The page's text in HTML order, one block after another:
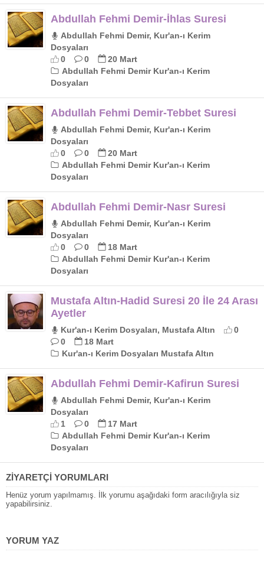
Abdullah Fehmi Demir-İhlas Suresi
Abdullah Fehmi Demir, Kur'an-ı Kerim
Dosyaları
0
0
20 Mart
Abdullah Fehmi Demir Kur'an-ı Kerim
Dosyaları
Abdullah Fehmi Demir-Tebbet Suresi
Abdullah Fehmi Demir, Kur'an-ı Kerim
Dosyaları
0
0
20 Mart
Abdullah Fehmi Demir Kur'an-ı Kerim
Dosyaları
Abdullah Fehmi Demir-Nasr Suresi
Abdullah Fehmi Demir, Kur'an-ı Kerim
Dosyaları
0
0
18 Mart
Abdullah Fehmi Demir Kur'an-ı Kerim
Dosyaları
Mustafa Altın-Hadid Suresi 20 İle 24 Arası
Ayetler
Kur'an-ı Kerim Dosyaları, Mustafa Altın
0
0
18 Mart
Kur'an-ı Kerim Dosyaları Mustafa Altın
Abdullah Fehmi Demir-Kafirun Suresi
Abdullah Fehmi Demir, Kur'an-ı Kerim
Dosyaları
1
0
17 Mart
Abdullah Fehmi Demir Kur'an-ı Kerim
Dosyaları
ZİYARETÇİ YORUMLARI
Henüz yorum yapılmamış. İlk yorumu aşağıdaki form aracılığıyla siz
yapabilirsiniz.
YORUM YAZ